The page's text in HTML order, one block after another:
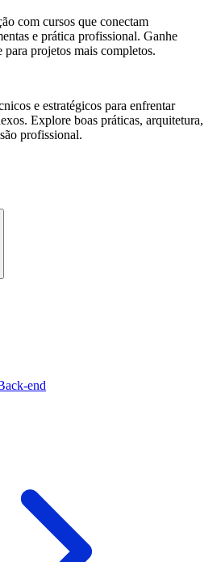
com cursos que conectam
e prática profissional. Ganhe
para projetos mais completos.
e estratégicos para enfrentar
Explore boas práticas, arquitetura,
profissional.
end